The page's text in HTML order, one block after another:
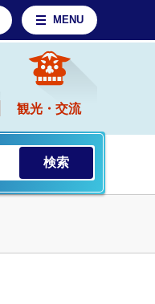
MENU
観光・交流